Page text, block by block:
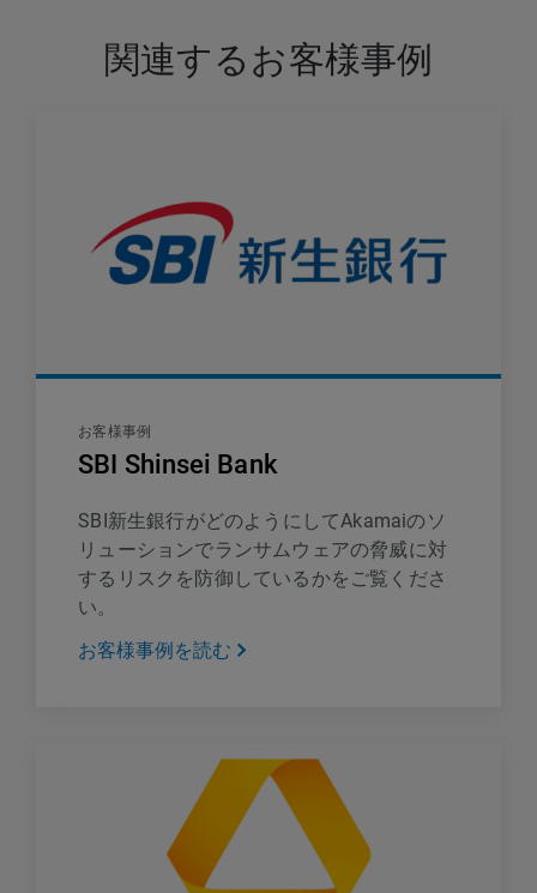
関連するお客様事例
お客様事例
SBI Shinsei Bank
SBI新生銀行がどのようにしてAkamaiのソ
リューションでランサムウェアの脅威に対
するリスクを防御しているかをご覧くださ
い。
お客様事例を読む